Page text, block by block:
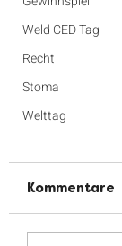
Weld CED Tag
Recht
Stoma
Welttag
Kommentare